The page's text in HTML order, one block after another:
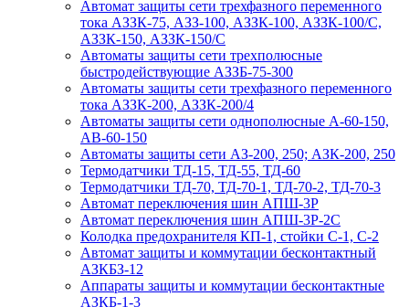
Автомат защиты сети трехфазного переменного
тока АЗЗК-75, АЗЗ-100, АЗЗК-100, АЗЗК-100/С,
АЗЗК-150, АЗЗК-150/С
Автоматы защиты сети трехполюсные
быстродействующие АЗЗБ-75-300
Автоматы защиты сети трехфазного переменного
тока АЗЗК-200, АЗЗК-200/4
Автоматы защиты сети однополюсные А-60-150,
АВ-60-150
Автоматы защиты сети АЗ-200, 250; АЗК-200, 250
Термодатчики ТД-15, ТД-55, ТД-60
Термодатчики ТД-70, ТД-70-1, ТД-70-2, ТД-70-3
Автомат переключения шин АПШ-3Р
Автомат переключения шин АПШ-3P-2С
Колодка предохранителя КП-1, стойки С-1, С-2
Автомат защиты и коммутации бесконтактный
АЗКБЗ-12
Аппараты защиты и коммутации бесконтактные
АЗКБ-1-3